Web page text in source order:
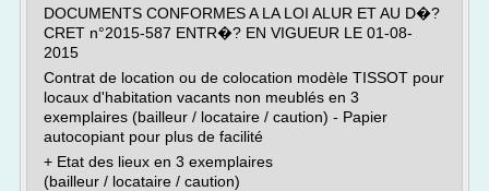
DOCUMENTS CONFORMES A LA LOI ALUR ET AU D�?
CRET n°2015-587 ENTR�? EN VIGUEUR LE 01-08-
2015
Contrat de location ou de colocation modèle TISSOT pour
locaux d'habitation vacants non meublés en 3
exemplaires (bailleur / locataire / caution) - Papier
autocopiant pour plus de facilité
+ Etat des lieux en 3 exemplaires
(bailleur / locataire / caution)